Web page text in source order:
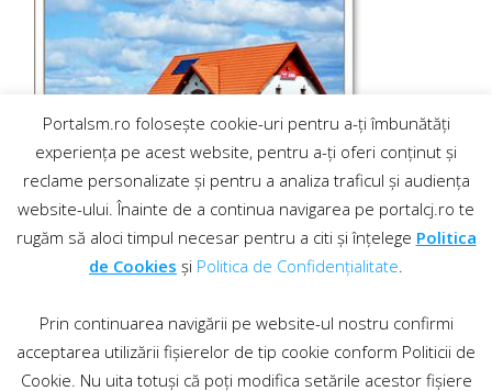
Portalsm.ro folosește cookie-uri pentru a-ți îmbunătăți
experiența pe acest website, pentru a-ți oferi conținut și
reclame personalizate și pentru a analiza traficul și audiența
website-ului. Înainte de a continua navigarea pe portalcj.ro te
rugăm să aloci timpul necesar pentru a citi și înțelege Politica
de Cookies și Politica de Confidențialitate.
Prin continuarea navigării pe website-ul nostru confirmi
acceptarea utilizării fișierelor de tip cookie conform Politicii de
Cookie. Nu uita totuși că poți modifica setările acestor fișiere